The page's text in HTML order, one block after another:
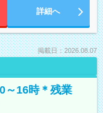
詳細へ
掲載日：2026.08.07
～16時＊残業